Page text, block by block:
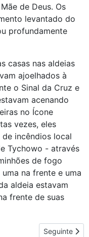
de Deus. Os
levantado do
profundamente
casas nas aldeias
ajoelhados à
o Sinal da Cruz e
acenando
no Ícone
vezes, eles
incêndios local
Tychowo - através
de fogo
na frente e uma
aldeia estavam
frente de suas
de Szczecin
Artigo
Seguinte